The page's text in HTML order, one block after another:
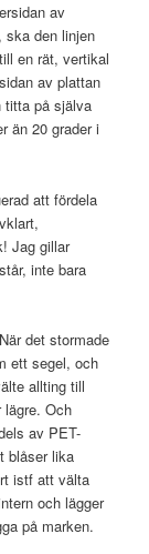
av
ska den linjen
en rät, vertikal
av plattan
titta på själva
än 20 grader i
att fördela
Jag gillar
inte bara
det stormade
ett segel, och
allting till
Och
av PET-
blåser lika
istf att välta
och lägger
på marken.